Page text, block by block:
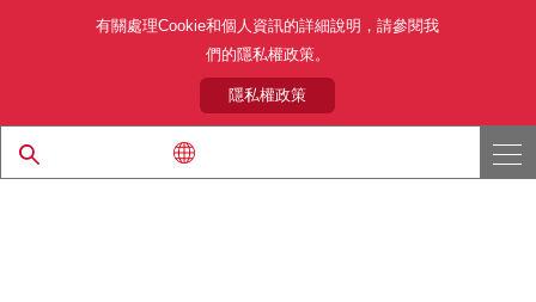
利用目的 隱私權政策
關於本公司產品銷售之標準條款(PDF)
© 1997 - 2026 ROHM CO., LTD. ALL RIGHTS RESERVED.
有關處理Cookie和個人資訊的詳細說明，請參閱我
們的隱私權政策。
隱私權政策